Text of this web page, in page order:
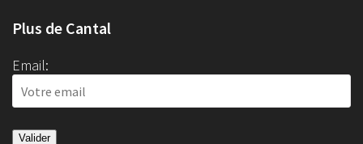
Plus de Cantal
Email: